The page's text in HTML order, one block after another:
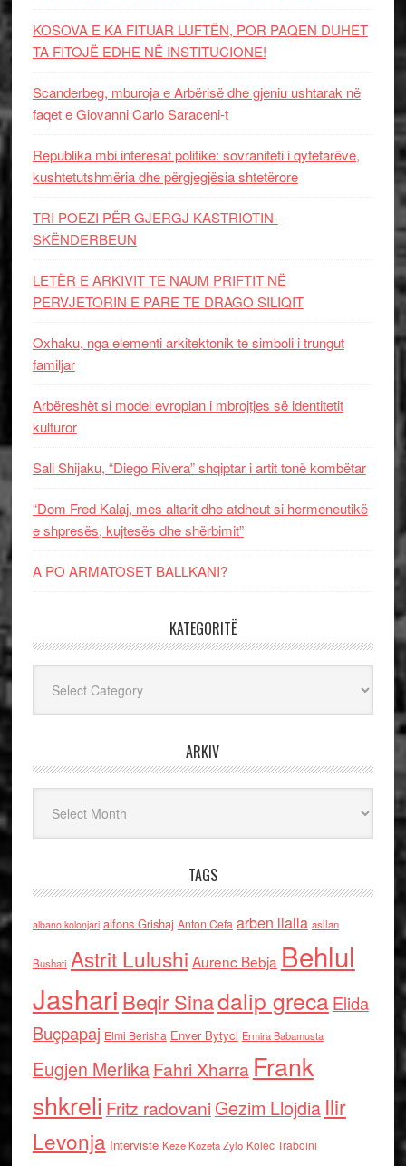
KOSOVA E KA FITUAR LUFTËN, POR PAQEN DUHET
TA FITOJË EDHE NË INSTITUCIONE!
Scanderbeg, mburoja e Arbërisë dhe gjeniu ushtarak në
faqet e Giovanni Carlo Saraceni-t
Republika mbi interesat politike: sovraniteti i qytetarëve,
kushtetutshmëria dhe përgjegjësia shtetërore
TRI POEZI PËR GJERGJ KASTRIOTIN-
SKËNDERBEUN
LETËR E ARKIVIT TE NAUM PRIFTIT NË
PERVJETORIN E PARE TE DRAGO SILIQIT
Oxhaku, nga elementi arkitektonik te simboli i trungut
familjar
Arbëreshët si model evropian i mbrojtjes së identitetit
kulturor
Sali Shijaku, “Diego Rivera” shqiptar i artit tonë kombëtar
“Dom Fred Kalaj, mes altarit dhe atdheut si hermeneutikë
e shpresës, kujtesës dhe shërbimit”
A PO ARMATOSET BALLKANI?
KATEGORITË
ARKIV
TAGS
albano kolonjari alfons Grishaj Anton Cefa arben llalla asllan
Bushati Astrit Lulushi Aurenc Bebja Behlul
Jashari Beqir Sinadalip grecaElida
Buçpapaj Elmi Berisha Enver Bytyci Ermira Babamusta
Eugjen MerlikaFahri Xharra Frank
shkreli Fritz radovaniGezim Llojdia Ilir
Levonja Interviste Keze Kozeta Zylo Kolec Traboini